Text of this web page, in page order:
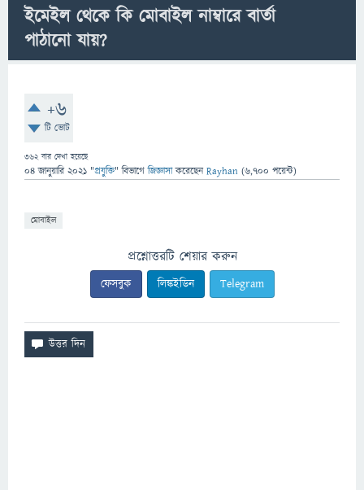
ইমেইল থেকে কি মোবাইল নাম্বারে বার্তা
পাঠানো যায়?
+6
টি ভোট
362বার দেখা হয়েছে
04 জানুয়ারি 2021 "প্রযুক্তি" বিভাগে জিজ্ঞাসাকরেছেনRayhan (6,700 পয়েন্ট)
মোবাইল
প্রশ্নোত্তরটি শেয়ার করুন
ফেসবুক লিঙ্কইডিন Telegram